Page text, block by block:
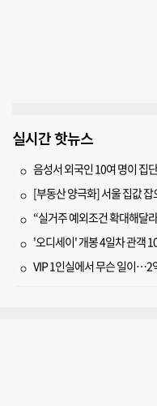
실시간 핫뉴스
음성서 외국인 10여 명이 집
[부동산 양극화] 서울 집값
“실거주 예외조건 확대해달
'오디세이' 개봉 4일차 관객
VIP 1인실에서 무슨 일이…2